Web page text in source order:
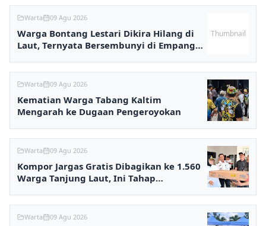
Thumbnail
Warta 09 Agu 2026
Warga Bontang Lestari Dikira Hilang di
Laut, Ternyata Bersembunyi di Empang
Warta 09 Agu 2026
Kematian Warga Tabang Kaltim
Mengarah ke Dugaan Pengeroyokan
Warta 09 Agu 2026
Kompor Jargas Gratis Dibagikan ke 1.560
Warga Tanjung Laut, Ini Tahap
Warta 09 Agu 2026